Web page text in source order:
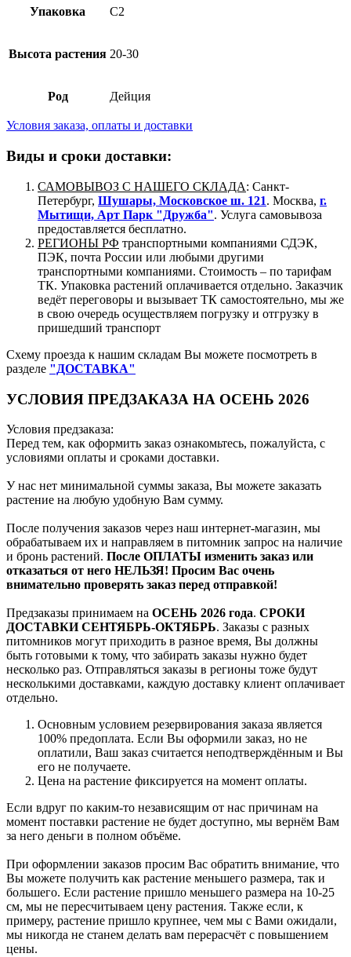
Упаковка C2
Высота растения 20-30
Род Дейция
Условия заказа, оплаты и доставки
Виды и сроки доставки:
САМОВЫВОЗ С НАШЕГО СКЛАДА: Санкт-
Петербург, Шушары, Московское ш. 121. Москва, г.
Мытищи, Арт Парк "Дружба". Услуга самовывоза
предоставляется бесплатно.
РЕГИОНЫ РФ транспортными компаниями СДЭК,
ПЭК, почта России или любыми другими
транспортными компаниями. Стоимость – по тарифам
ТК. Упаковка растений оплачивается отдельно. Заказчик
ведёт переговоры и вызывает ТК самостоятельно, мы же
в свою очередь осуществляем погрузку и отгрузку в
пришедший транспорт
Схему проезда к нашим складам Вы можете посмотреть в
разделе "ДОСТАВКА"
УСЛОВИЯ ПРЕДЗАКАЗА НА ОСЕНЬ 2026
Условия предзаказа:
Перед тем, как оформить заказ ознакомьтесь, пожалуйста, с
условиями оплаты и сроками доставки.
У нас нет минимальной суммы заказа, Вы можете заказать
растение на любую удобную Вам сумму.
После получения заказов через наш интернет-магазин, мы
обрабатываем их и направляем в питомник запрос на наличие
и бронь растений. После ОПЛАТЫ изменить заказ или
отказаться от него НЕЛЬЗЯ! Просим Вас очень
внимательно проверять заказ перед отправкой!
Предзаказы принимаем на ОСЕНЬ 2026 года. СРОКИ
ДОСТАВКИ СЕНТЯБРЬ-ОКТЯБРЬ. Заказы с разных
питомников могут приходить в разное время, Вы должны
быть готовыми к тому, что забирать заказы нужно будет
несколько раз. Отправляться заказы в регионы тоже будут
несколькими доставками, каждую доставку клиент оплачивает
отдельно.
Основным условием резервирования заказа является
100% предоплата. Если Вы оформили заказ, но не
оплатили, Ваш заказ считается неподтверждённым и Вы
его не получаете.
Цена на растение фиксируется на момент оплаты.
Если вдруг по каким-то независящим от нас причинам на
момент поставки растение не будет доступно, мы вернём Вам
за него деньги в полном объёме.
При оформлении заказов просим Вас обратить внимание, что
Вы можете получить как растение меньшего размера, так и
большего. Если растение пришло меньшего размера на 10-25
см, мы не пересчитываем цену растения. Также если, к
примеру, растение пришло крупнее, чем мы с Вами ожидали,
мы никогда не станем делать вам перерасчёт с повышением
цены.